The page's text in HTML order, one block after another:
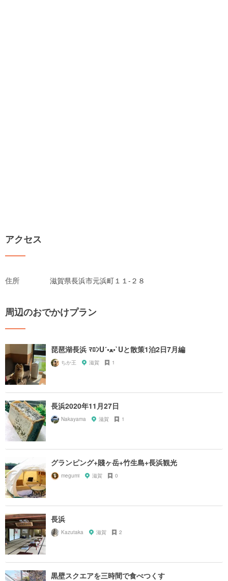
アクセス
住所 滋賀県長浜市元浜町１１-２８
周辺のおでかけプラン
琵琶湖長浜 ﾏﾛﾝU´•ﻌ•`Uと散策1泊2日7月編
ちか王 滋賀 1
長浜2020年11月27日
Nakayama 滋賀 1
グランピング+賤ヶ岳+竹生島+長浜観光
megumi 滋賀 0
長浜
Kazutaka 滋賀 2
黒壁スクエアを三時間で食べつくす